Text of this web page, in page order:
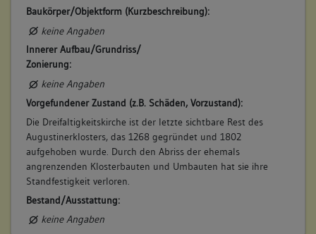
(1551)
Wiedereinrichtung des Augustinerklosters nach der
Reformation, in der Folgezeit Abbruch des Lettners
Betroffene Gebäudeteile:
keine
8. Bauphase:
(1740)
Einwölbung und Stuckierung des Mittelschiffs,
Deckengemälde von Franz Joseph Spiegler, Umgestaltung
der Fenster.
Betroffene Gebäudeteile:
Baukörper/Objektform (Kurzbeschreibung):
keine Angaben
Innerer Aufbau/Grundriss/
Zonierung:
keine Angaben
Vorgefundener Zustand (z.B. Schäden, Vorzustand):
Die Dreifaltigkeitskirche ist der letzte sichtbare Rest des
Augustinerklosters, das 1268 gegründet und 1802
aufgehoben wurde. Durch den Abriss der ehemals
angrenzenden Klosterbauten und Umbauten hat sie ihre
Standfestigkeit verloren.
Bestand/Ausstattung:
keine Angaben